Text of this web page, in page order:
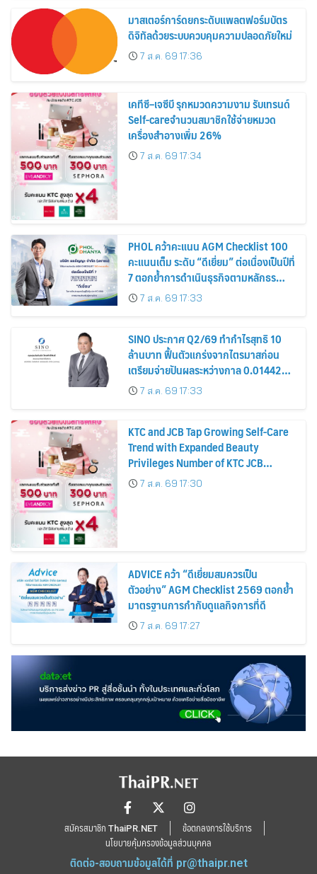
มาสเตอร์การ์ดยกระดับแพลตฟอร์มบัตร
ดิจิทัลด้วยระบบควบคุมความปลอดภัยใหม่
7 ส.ค. 69 17:36
เคทีซี–เจซีบี รุกหมวดความงาม รับเทรนด์
Self-careจำนวนสมาชิกใช้จ่ายหมวด
เครื่องสำอางเพิ่ม 26%
7 ส.ค. 69 17:34
PHOL คว้าคะแนน AGM Checklist 100
คะแนนเต็ม ระดับ “ดีเยี่ยม” ต่อเนื่องเป็นปีที่
7 ตอกย้ำการดำเนินธุรกิจตามหลักธร
รมาภิบาล โปร่งใส สร้างความเชื่อมั่นผู้ถือ
หุ้น
7 ส.ค. 69 17:33
SINO ประกาศ Q2/69 ทำกำไรสุทธิ 10
ล้านบาท ฟื้นตัวแกร่งจากไตรมาสก่อน
เตรียมจ่ายปันผลระหว่างกาล 0.014423
บาทต่อหุ้น ครึ่งปีหลังมุ่งเติบโตต่อเนื่อง
7 ส.ค. 69 17:33
KTC and JCB Tap Growing Self-Care
Trend with Expanded Beauty
Privileges Number of KTC JCB
Cardmembers Spending on
Cosmetics Rises 26%
7 ส.ค. 69 17:30
ADVICE คว้า “ดีเยี่ยมสมควรเป็น
ตัวอย่าง” AGM Checklist 2569 ตอกย้ำ
มาตรฐานการกำกับดูแลกิจการที่ดี
7 ส.ค. 69 17:27
สมัครสมาชิก ThaiPR.NET
ข้อตกลงการใช้บริการ
นโยบายคุ้มครองข้อมูลส่วนบุคคล
ติดต่อ-สอบถามข้อมูลได้ที่ pr@thaipr.net